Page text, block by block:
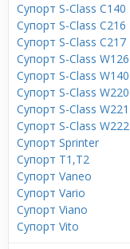
Супорт S-Class C140
Супорт S-Class C216
Супорт S-Class C217
Супорт S-Class W126
Супорт S-Class W140
Супорт S-Class W220
Супорт S-Class W221
Супорт S-Class W222
Супорт Sprinter
Супорт T1,T2
Супорт Vaneo
Супорт Vario
Супорт Viano
Супорт Vito